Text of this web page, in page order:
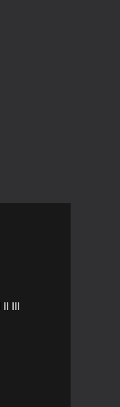
II III